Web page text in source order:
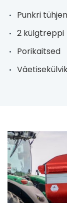
Punkri
2 külgtreppi
Porikaitsed